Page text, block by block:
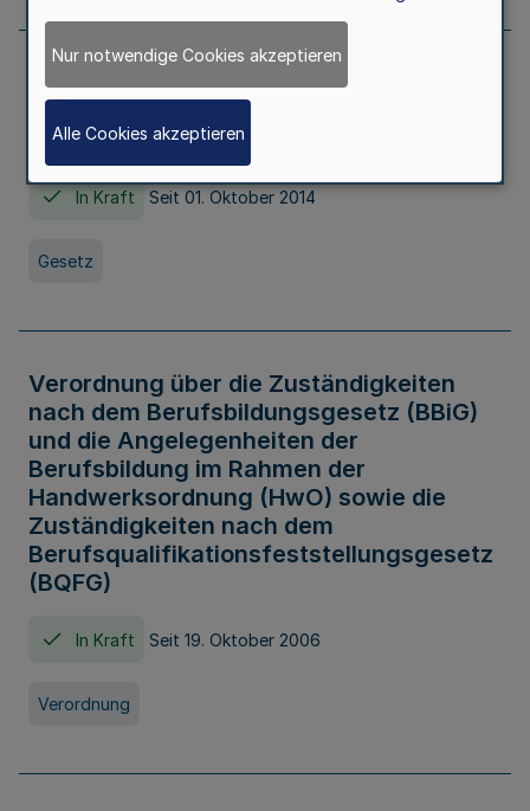
Gesetz über die Hochschulen des Landes
Nordrhein-Westfalen (Hochschulgesetz -
HG)
In Kraft Seit 01. Oktober 2014
Gesetz
Verordnung über die Zuständigkeiten
nach dem Berufsbildungsgesetz (BBiG)
und die Angelegenheiten der
Berufsbildung im Rahmen der
Handwerksordnung (HwO) sowie die
Zuständigkeiten nach dem
Berufsqualifikationsfeststellungsgesetz
(BQFG)
In Kraft Seit 19. Oktober 2006
Verordnung
Nur notwendige Cookies akzeptieren
Alle Cookies akzeptieren